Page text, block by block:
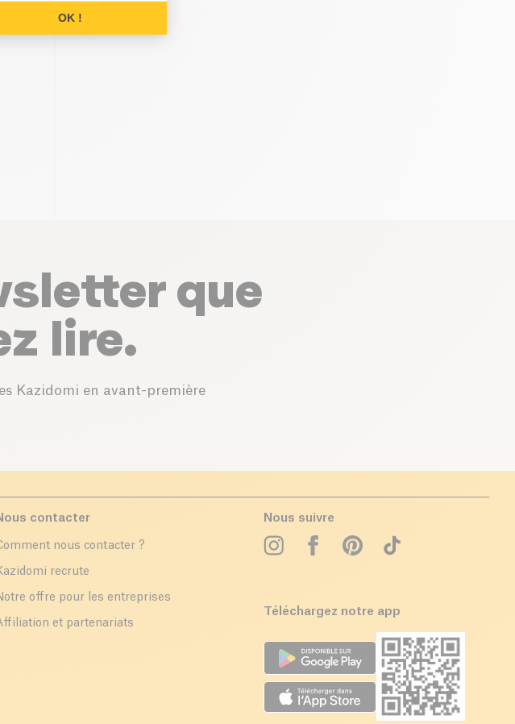
que
lire.
Kazidomi en avant-première
contacter
nous contacter ?
recrute
offre pour les entreprises
et partenariats
Nous suivre
Téléchargez notre app
OK !